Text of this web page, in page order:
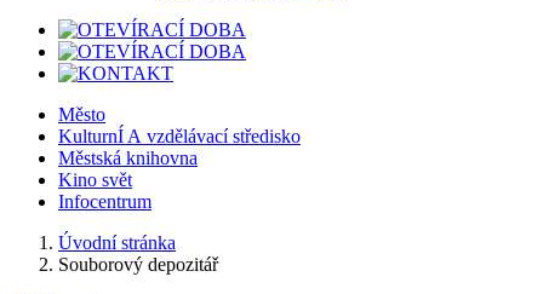
Město
KulturnÍ A vzdělávací středisko
Městská knihovna
Kino svět
Infocentrum
Úvodní stránka
Souborový depozitář